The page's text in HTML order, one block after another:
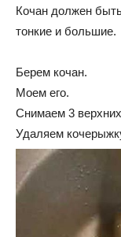
Кочан должен
тонкие и большие.
Берем кочан.
Моем его.
Снимаем 3
Удаляем